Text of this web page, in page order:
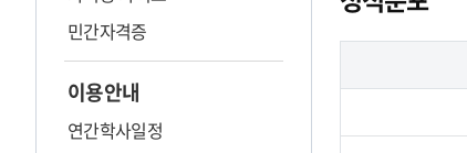
민간자격증
이용안내
연간학사일정